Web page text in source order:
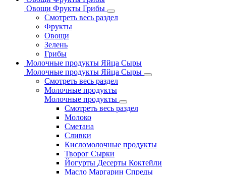
Овощи Фрукты Грибы
Смотреть весь раздел
Фрукты
Овощи
Зелень
Грибы
Молочные продукты Яйца Сыры
Молочные продукты Яйца Сыры
Смотреть весь раздел
Молочные продукты
Молочные продукты
Смотреть весь раздел
Молоко
Сметана
Сливки
Кисломолочные продукты
Творог Сырки
Йогурты Десерты Коктейли
Масло Маргарин Спреды